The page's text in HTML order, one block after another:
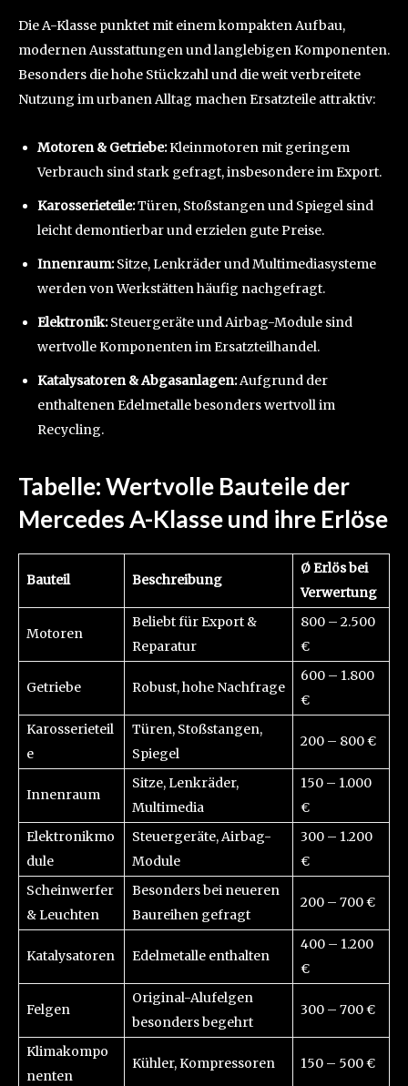
Die A-Klasse punktet mit einem kompakten Aufbau,
modernen Ausstattungen und langlebigen Komponenten.
Besonders die hohe Stückzahl und die weit verbreitete
Nutzung im urbanen Alltag machen Ersatzteile attraktiv:
Motoren & Getriebe:Kleinmotoren mit geringem
Verbrauch sind stark gefragt, insbesondere im Export.
Karosserieteile:Türen, Stoßstangen und Spiegel sind
leicht demontierbar und erzielen gute Preise.
Innenraum:Sitze, Lenkräder und Multimediasysteme
werden von Werkstätten häufig nachgefragt.
Elektronik:Steuergeräte und Airbag-Module sind
wertvolle Komponenten im Ersatzteilhandel.
Katalysatoren & Abgasanlagen:Aufgrund der
enthaltenen Edelmetalle besonders wertvoll im
Recycling.
Tabelle: Wertvolle Bauteile der
Mercedes A-Klasse und ihre Erlöse
Bauteil Beschreibung
Ø Erlös bei
Verwertung
Motoren
Beliebt für Export &
Reparatur
800 – 2.500
€
Getriebe Robust, hohe Nachfrage
600 – 1.800
€
Karosserieteil
e
Türen, Stoßstangen,
Spiegel
200 – 800 €
Innenraum
Sitze, Lenkräder,
Multimedia
150 – 1.000
€
Elektronikmo
dule
Steuergeräte, Airbag-
Module
300 – 1.200
€
Scheinwerfer
& Leuchten
Besonders bei neueren
Baureihen gefragt
200 – 700 €
Katalysatoren Edelmetalle enthalten
400 – 1.200
€
Felgen
Original-Alufelgen
besonders begehrt
300 – 700 €
Klimakompo
nenten
Kühler, Kompressoren 150 – 500 €